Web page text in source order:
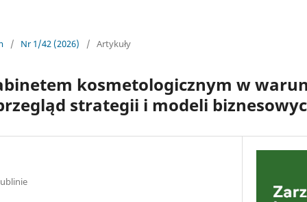
/ Nr 1/42 (2026) / Artykuły
kosmetologicznym w
strategii i modeli